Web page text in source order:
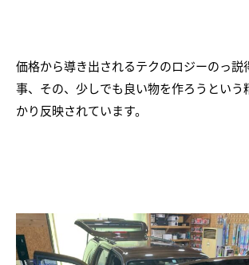
価格から導き出されるテクのロジーのっ説
事、その、少しでも良い物を作ろうという
かり反映されています。